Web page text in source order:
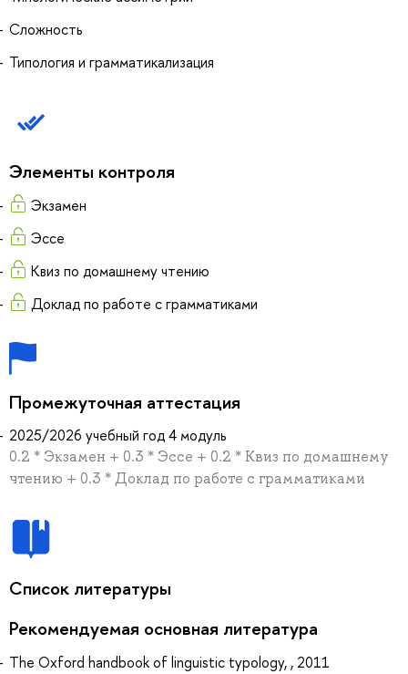
Сложность
Типология и грамматикализация
Элементы контроля
Экзамен
Эссе
Квиз по домашнему чтению
Доклад по работе с грамматиками
Промежуточная аттестация
2025/2026 учебный год 4 модуль
0.2 * Экзамен + 0.3 * Эссе + 0.2 * Квиз по домашнему
чтению + 0.3 * Доклад по работе с грамматиками
Список литературы
Рекомендуемая основная литература
The Oxford handbook of linguistic typology, , 2011